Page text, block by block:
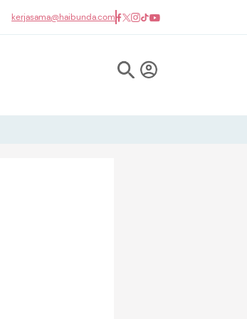
kerjasama@haibunda.com